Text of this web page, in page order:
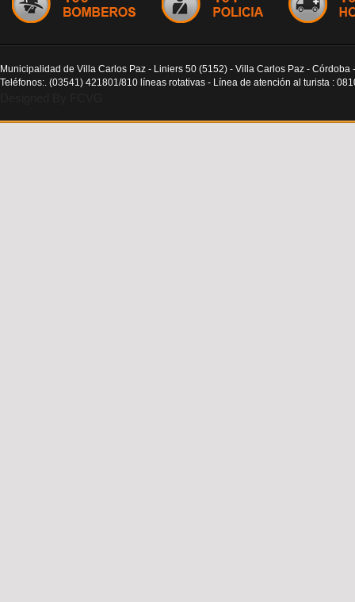
Municipalidad de Villa Carlos Paz - Liniers 50 (5152) - Villa Carlos Paz - Córdoba
Teléfonos:. (03541) 421801/810 líneas rotativas - Línea de atención al turista :